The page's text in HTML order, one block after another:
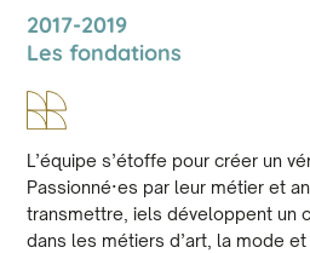
2017-2019
Les fondations
L’équipe s’étoffe pour créer un
Passionné·es par leur métier et
transmettre, iels développent un
dans les métiers d’art, la mode